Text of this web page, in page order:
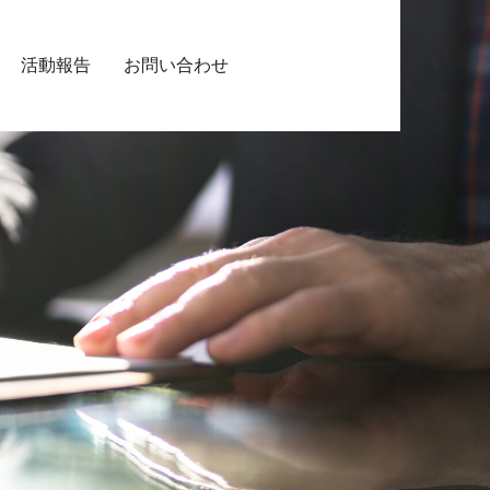
活動報告 お問い合わせ